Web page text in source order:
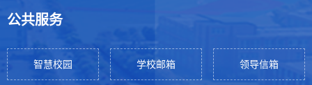
公共服务
智慧校园 学校邮箱 领导信箱